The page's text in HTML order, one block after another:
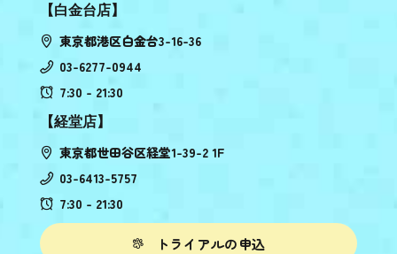
【白金台店】
東京都港区白金台3-16-36
03-6277-0944
7:30 - 21:30
【経堂店】
東京都世田谷区経堂1-39-2 1F
03-6413-5757
7:30 - 21:30
トライアルの申込